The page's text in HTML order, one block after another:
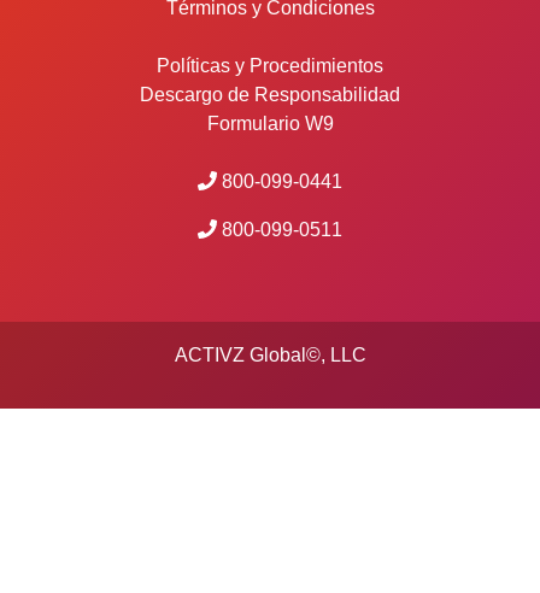
Términos y Condiciones
Políticas y Procedimientos
Descargo de Responsabilidad
Formulario W9
800-099-0441
800-099-0511
ACTIVZ Global©, LLC